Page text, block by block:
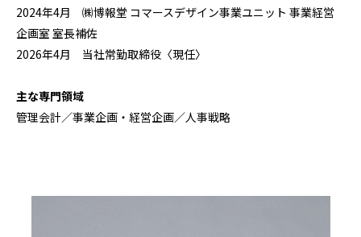
2024年4月 ㈱博報堂 コマースデザイン事業ユニット 事業経営
企画室 室長補佐
2026年4月 当社常勤取締役〈現任〉
主な専門領域
管理会計／事業企画・経営企画／人事戦略